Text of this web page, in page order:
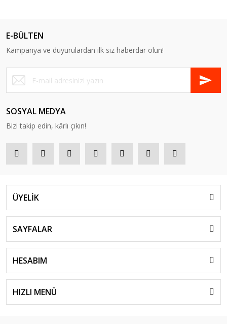
E-BÜLTEN
Kampanya ve duyurulardan ilk siz haberdar olun!
SOSYAL MEDYA
Bizi takip edin, kârlı çıkın!
ÜYELİK
SAYFALAR
HESABIM
HIZLI MENÜ